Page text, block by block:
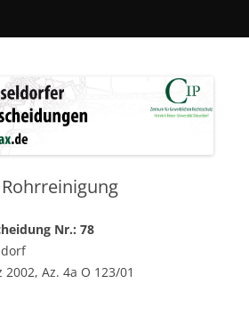
Entscheidungen
Nr.: 78
Az. 4a O 123/01